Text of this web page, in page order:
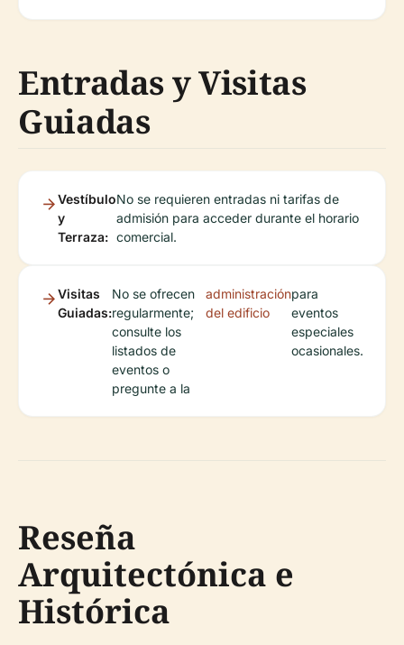
Entradas y Visitas
Guiadas
Vestíbulo
y
Terraza:
No se requieren entradas ni tarifas de
admisión para acceder durante el horario
comercial.
Visitas
Guiadas:
No se ofrecen
regularmente;
consulte los
listados de
eventos o
pregunte a la
administración
del edificio
para
eventos
especiales
ocasionales.
Reseña
Arquitectónica e
Histórica